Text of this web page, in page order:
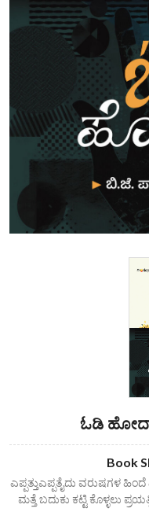
ಓಡಿ
Book
ಎಪ್ಪತ್ತುಎಪ್ಪತೈದು ವರುಷಗಳ
ಮತ್ತೆ ಬದುಕು ಕಟ್ಟಿ ಕೊಳ್ಳಲು